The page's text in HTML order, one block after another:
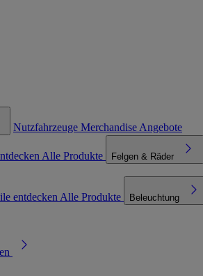
Nutzfahrzeuge Merchandise Angebote
Alle Produkte Felgen & Räder
entdecken Alle Produkte Beleuchtung